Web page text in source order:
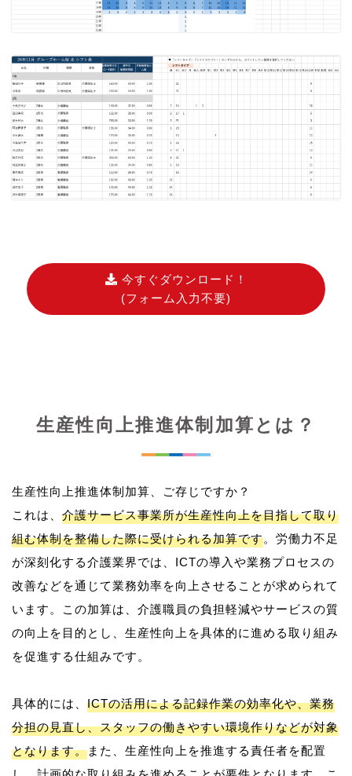
今すぐダウンロード！
(フォーム入力不要)
生産性向上推進体制加算とは？
生産性向上推進体制加算、ご存じですか？
これは、 介護サービス事業所が生産性向上を目指して取り
組む体制を整備した際に受けられる加算です。労働力不足
が深刻化する介護業界では、ICTの導入や業務プロセスの
改善などを通じて業務効率を向上させることが求められて
います。この加算は、介護職員の負担軽減やサービスの質
の向上を目的とし、生産性向上を具体的に進める取り組み
を促進する仕組みです。
具体的には、 ICTの活用による記録作業の効率化や、業務
分担の見直し、スタッフの働きやすい環境作りなどが対象
となります。また、生産性向上を推進する責任者を配置